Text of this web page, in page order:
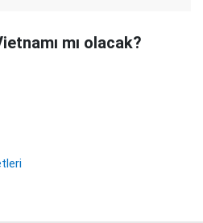
mı olacak?